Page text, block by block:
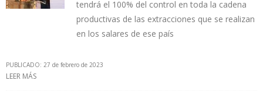
tendrá el 100% del control en toda la cadena
productivas de las extracciones que se realizan
en los salares de ese país
PUBLICADO: 27 de febrero de 2023
LEER MÁS